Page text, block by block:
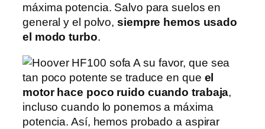
máxima potencia. Salvo para suelos en
general y el polvo, siempre hemos usado
el modo turbo.
A su favor, que sea
tan poco potente se traduce en que el
motor hace poco ruido cuando trabaja,
incluso cuando lo ponemos a máxima
potencia. Así, hemos probado a aspirar